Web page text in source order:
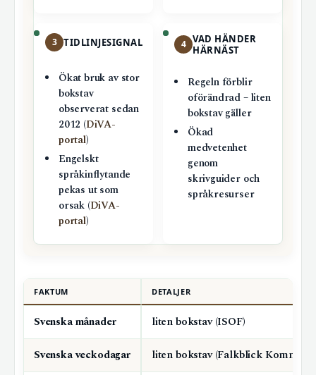
3 TIDLINJESIGNAL
Ökat bruk av stor
bokstav
observerat sedan
2012 (DiVA-
portal)
Engelskt
språkinflytande
pekas ut som
orsak (DiVA-
portal)
4 VAD HÄNDER
HÄRNÄST
Regeln förblir
oförändrad – liten
bokstav gäller
Ökad
medvetenhet
genom
skrivguider och
språkresurser
FAKTUM DETALJER
Svenska månader liten bokstav (ISOF)
Svenska veckodagar liten bokstav (Falkblick